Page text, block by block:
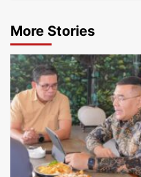
More Stories